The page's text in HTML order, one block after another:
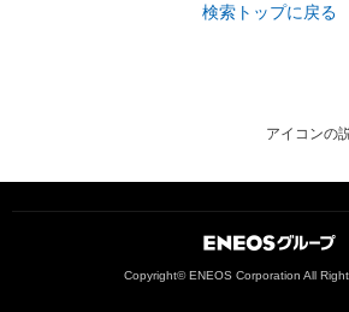
検索トップに戻る
アイコンの
Copyright© ENEOS Corporation All